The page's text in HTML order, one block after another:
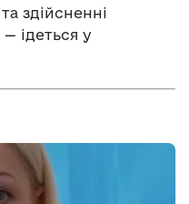
здійсненні
ідеться у